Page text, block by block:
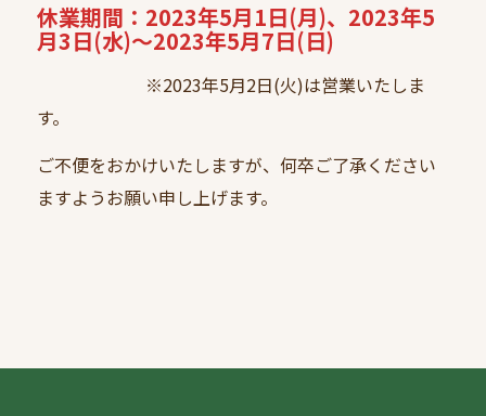
休業期間： 2023年5月1日(月)、2023年5
月3日(水)～2023年5月7日(日)
※2023年5月2日(火)は営業いたしま
す。
ご不便をおかけいたしますが、何卒ご了承ください
ますようお願い申し上げます。